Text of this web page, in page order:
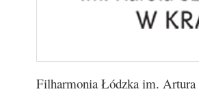
Filharmonia Łódzka im. Artura